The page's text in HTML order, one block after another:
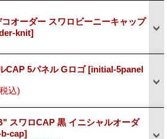
オーダー スワロビーニーキャップ
knit]
CAP 5パネル Gロゴ[initial-5panel
込)
スワロCAP 黒 イニシャルオーダ
cap]